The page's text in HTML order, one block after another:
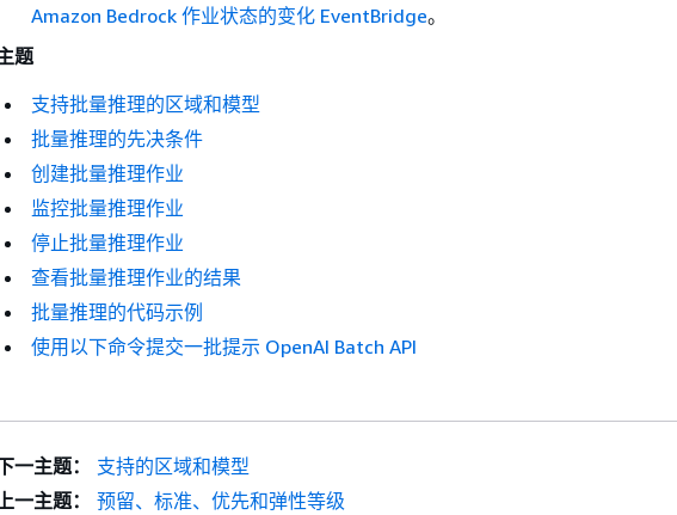
Amazon Bedrock 作业状态的变化 EventBridge。
题
支持批量推理的区域和模型
批量推理的先决条件
创建批量推理作业
监控批量推理作业
停止批量推理作业
查看批量推理作业的结果
批量推理的代码示例
使用以下命令提交一批提示 OpenAI Batch API
一主题：
支持的区域和模型
一主题：
预留、标准、优先和弹性等级